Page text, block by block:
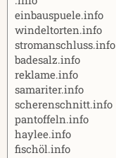
einbauspuele.info
windeltorten.info
stromanschluss.info
badesalz.info
reklame.info
samariter.info
scherenschnitt.info
pantoffeln.info
haylee.info
fischöl.info